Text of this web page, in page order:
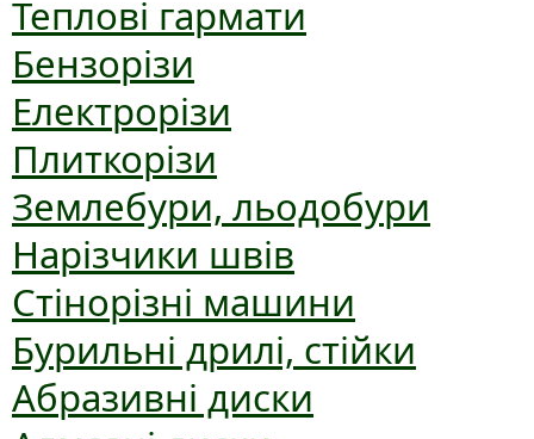
Теплові гармати
Бензорізи
Електрорізи
Плиткорізи
Землебури, льодобури
Нарізчики швів
Стінорізні машини
Бурильні дрилі, стійки
Абразивні диски